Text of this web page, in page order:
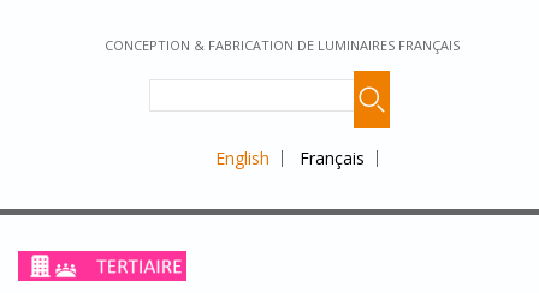
CONCEPTION & FABRICATION DE LUMINAIRES FRANÇAIS
English Français